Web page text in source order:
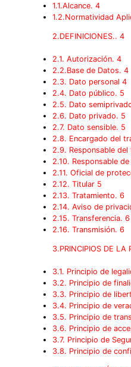
1.1.Alcance. 4
1.2.Normatividad
2.DEFINICIONES.. 4
2.1. Autorización. 4
2.2.Base de Datos. 4
2.3. Dato personal 4
2.4. Dato público. 5
2.5. Dato
2.6. Dato privado. 5
2.7. Dato sensible. 5
2.8. Encargado del
2.9. Responsable
2.10. Responsable
2.11. Oficial de
2.12. Titular 5
2.13. Tratamiento. 6
2.14. Aviso de
2.15. Transferencia. 6
2.16. Transmisión. 6
3.PRINCIPIOS DE LA
3.1. Principio de
3.2. Principio de
3.3. Principio de
3.4. Principio de
3.5. Principio de
3.6. Principio de
3.7. Principio de
3.8. Principio de